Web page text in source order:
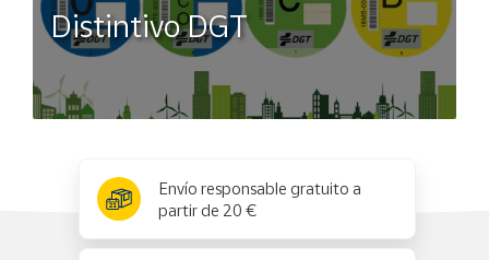
Distintivo DGT
Envío responsable gratuito a
partir de 20 €